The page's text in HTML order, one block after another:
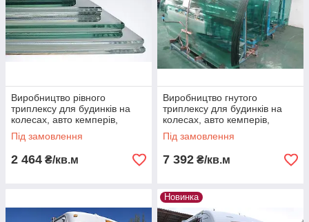
Виробництво рівного
триплексу для будинків на
колесах, авто кемперів,
караванчиков в Україні
Під замовлення
2 464 ₴/кв.м
Виробництво гнутого
триплексу для будинків на
колесах, авто кемперів,
караванчиков в Україні
Під замовлення
7 392 ₴/кв.м
Новинка